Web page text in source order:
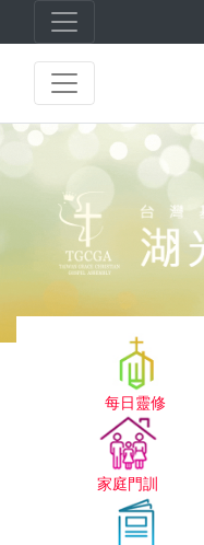
每日靈修
家庭門訓